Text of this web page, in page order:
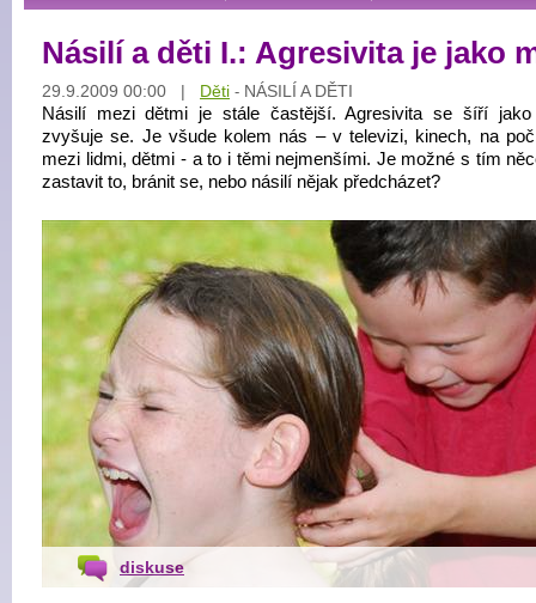
Násilí a děti I.: Agresivita je jako
29.9.2009 00:00 | Děti - NÁSILÍ A DĚTI
Násilí mezi dětmi je stále častější. Agresivita se šíří
zvyšuje se. Je všude kolem nás – v televizi, kinech, na
mezi lidmi, dětmi - a to i těmi nejmenšími. Je možné s tím
zastavit to, bránit se, nebo násilí nějak předcházet?
diskuse